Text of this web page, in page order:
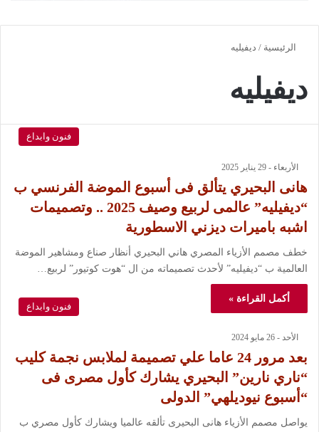
الرئيسية / ديفيليه
ديفيليه
فنون وابداع
الأربعاء - 29 يناير 2025
هانى البحيري يتألق فى أسبوع الموضة الفرنسي ب
“ديفيليه” عالمى لربيع وصيف 2025 .. وتصميمات
اشبه باميرات ديزني الاسطورية
خطف مصمم الأزياء المصري هاني البحيري أنظار صناع ومشاهير الموضة
العالمية ب “ديفيليه” لأحدث تصميماته من ال “هوت كوتيور” لربيع…
أكمل القراءة »
فنون وابداع
الأحد - 26 مايو 2024
بعد مرور 24 عاما علي تصميمة لملابس نجمة كليب
“ناري نارين” البحيري يشارك كأول مصرى فى
“أسبوع نيوديلهي” الدولى
يواصل مصمم الأزياء هانى البحيرى تألقه عالميا ويشارك كأول مصري ب